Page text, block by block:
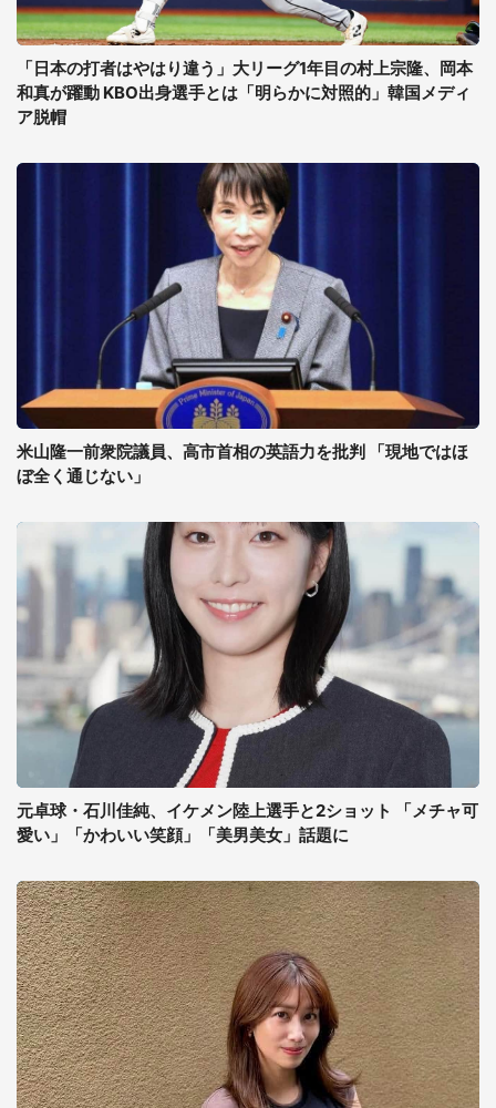
「日本の打者はやはり違う」大リーグ1年目の村上宗隆、岡本
和真が躍動 KBO出身選手とは「明らかに対照的」韓国メディ
ア脱帽
米山隆一前衆院議員、高市首相の英語力を批判 「現地ではほ
ぼ全く通じない」
元卓球・石川佳純、イケメン陸上選手と2ショット 「メチャ可
愛い」「かわいい笑顔」「美男美女」話題に